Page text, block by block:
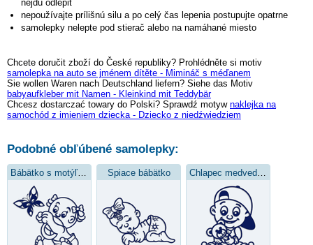
nejdú odlepiť
nepoužívajte prílišnú silu a po celý čas lepenia postupujte opatrne
samolepky nelepte pod stierač alebo na namáhané miesto
Chcete doručit zboží do České republiky? Prohlédněte si motiv
samolepka na auto se jménem dítěte - Mimináč s méďanem
Sie wollen Waren nach Deutschland liefern? Siehe das Motiv
babyaufkleber mit Namen - Kleinkind mit Teddybär
Chcesz dostarczać towary do Polski? Sprawdź motyw naklejka na
samochód z imieniem dziecka - Dziecko z niedźwiedziem
Podobné obľúbené samolepky:
Bábätko s motýľom Spiace bábätko Chlapec medvedíkom